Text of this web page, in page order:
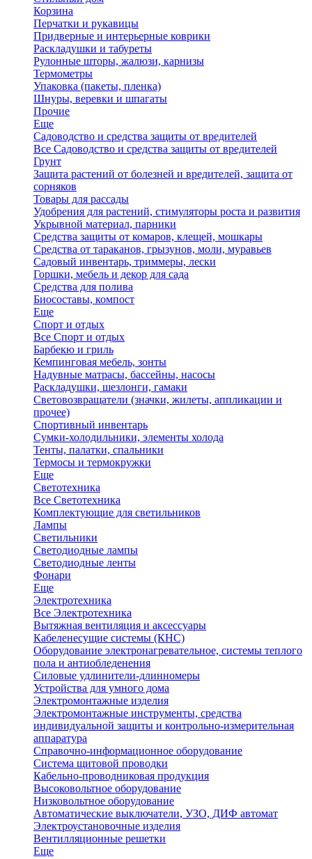
Корзина
Перчатки и рукавицы
Придверные и интерьерные коврики
Раскладушки и табуреты
Рулонные шторы, жалюзи, карнизы
Термометры
Упаковка (пакеты, пленка)
Шнуры, веревки и шпагаты
Прочие
Еще
Садоводство и средства защиты от вредителей
Все Садоводство и средства защиты от вредителей
Грунт
Защита растений от болезней и вредителей, защита от
сорняков
Товары для рассады
Удобрения для растений, стимуляторы роста и развития
Укрывной материал, парники
Средства защиты от комаров, клещей, мошкары
Средства от тараканов, грызунов, моли, муравьев
Садовый инвентарь, триммеры, лески
Горшки, мебель и декор для сада
Средства для полива
Биосоставы, компост
Еще
Спорт и отдых
Все Спорт и отдых
Барбекю и гриль
Кемпинговая мебель, зонты
Надувные матрасы, бассейны, насосы
Раскладушки, шезлонги, гамаки
Световозвращатели (значки, жилеты, аппликации и
прочее)
Спортивный инвентарь
Сумки-холодильники, элементы холода
Тенты, палатки, спальники
Термосы и термокружки
Еще
Светотехника
Все Светотехника
Комплектующие для светильников
Лампы
Светильники
Светодиодные лампы
Светодиодные ленты
Фонари
Еще
Электротехника
Все Электротехника
Вытяжная вентиляция и аксессуары
Кабеленесущие системы (КНС)
Оборудование электронагревательное, системы теплого
пола и антиобледенения
Силовые удлинители-длинномеры
Устройства для умного дома
Электромонтажные изделия
Электромонтажные инструменты, средства
индивидуальной защиты и контрольно-измерительная
аппаратура
Справочно-информационное оборудование
Система щитовой проводки
Кабельно-проводниковая продукция
Высоковольтное оборудование
Низковольтное оборудование
Автоматические выключатели, УЗО, ДИФ автомат
Электроустановочные изделия
Вентилляционные решетки
Еще